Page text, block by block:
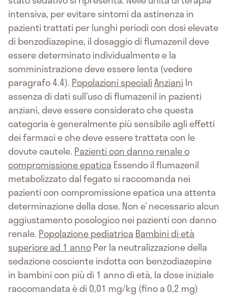
intensiva, per evitare sintomi da astinenza in
pazienti trattati per lunghi periodi con dosi elevate
di benzodiazepine, il dosaggio di flumazenil deve
essere determinato individualmente e la
somministrazione deve essere lenta (vedere
paragrafo 4.4). Popolazioni specialiAnziani In
assenza di dati sull’uso di flumazenil in pazienti
anziani, deve essere considerato che questa
categoria è generalmente più sensibile agli effetti
dei farmaci e che deve essere trattata con le
dovute cautele. Pazienti con danno renale o
compromissione epatica Essendo il flumazenil
metabolizzato dal fegato si raccomanda nei
pazienti con compromissione epatica una attenta
determinazione della dose. Non e’ necessario alcun
aggiustamento posologico nei pazienti con danno
renale. Popolazione pediatrica Bambini di età
superiore ad 1 annoPer la neutralizzazione della
sedazione cosciente indotta con benzodiazepine
in bambini con più di 1 anno di età, la dose iniziale
raccomandata è di 0,01 mg/kg (fino a 0,2 mg)